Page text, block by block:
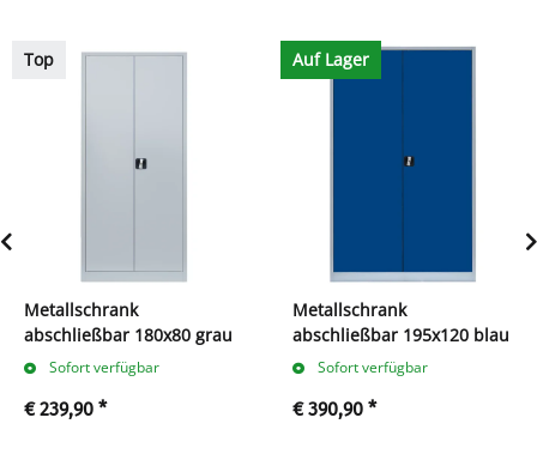
Top
Metallschrank
abschließbar 180x80 grau
Sofort verfügbar
€ 239,90 *
Auf Lager
Metallschrank
abschließbar 195x120 blau
Sofort verfügbar
€ 390,90 *